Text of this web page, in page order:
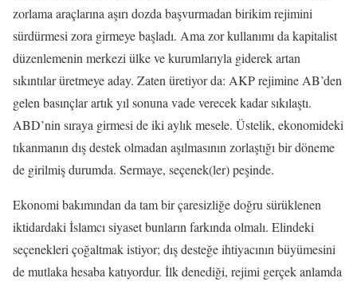
zorlama araçlarına aşırı dozda başvurmadan birikim rejimini
sürdürmesi zora girmeye başladı. Ama zor kullanımı da kapitalist
düzenlemenin merkezi ülke ve kurumlarıyla giderek artan
sıkıntılar üretmeye aday. Zaten üretiyor da: AKP rejimine AB’den
gelen basınçlar artık yıl sonuna vade verecek kadar sıkılaştı.
ABD’nin sıraya girmesi de iki aylık mesele. Üstelik, ekonomideki
tıkanmanın dış destek olmadan aşılmasının zorlaştığı bir döneme
de girilmiş durumda. Sermaye, seçenek(ler) peşinde.
Ekonomi bakımından da tam bir çaresizliğe doğru sürüklenen
iktidardaki İslamcı siyaset bunların farkında olmalı. Elindeki
seçenekleri çoğaltmak istiyor; dış desteğe ihtiyacının büyümesini
de mutlaka hesaba katıyordur. İlk denediği, rejimi gerçek anlamda